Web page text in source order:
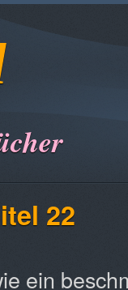
22
ein